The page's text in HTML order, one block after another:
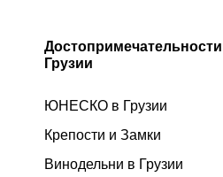
Достопримечательности
Грузии
ЮНЕСКО в Грузии
Крепости и Замки
Винодельни в Грузии